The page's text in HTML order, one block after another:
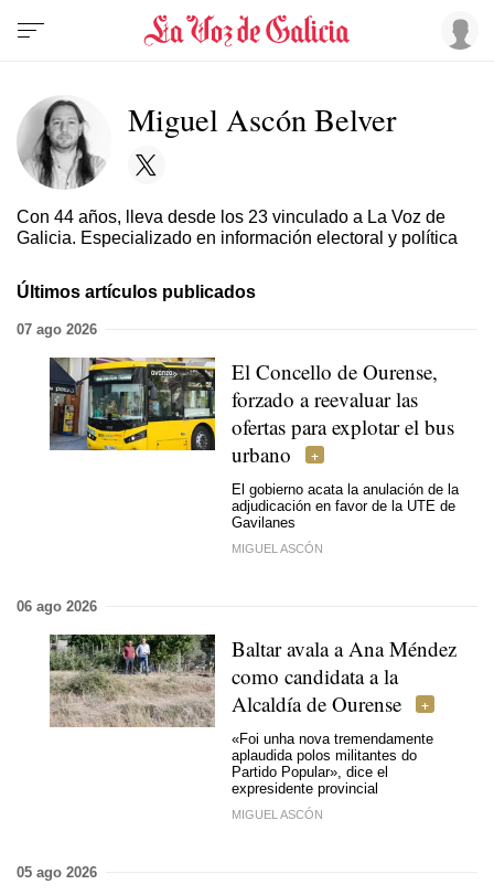
Miguel Ascón Belver
Con 44 años, lleva desde los 23 vinculado a La Voz de
Galicia. Especializado en información electoral y política
Últimos artículos publicados
07 ago 2026
El Concello de Ourense,
forzado a reevaluar las
ofertas para explotar el bus
urbano
El gobierno acata la anulación de la
adjudicación en favor de la UTE de
Gavilanes
MIGUEL ASCÓN
06 ago 2026
Baltar avala a Ana Méndez
como candidata a la
Alcaldía de Ourense
«Foi unha nova tremendamente
aplaudida polos militantes do
Partido Popular», dice el
expresidente provincial
MIGUEL ASCÓN
05 ago 2026